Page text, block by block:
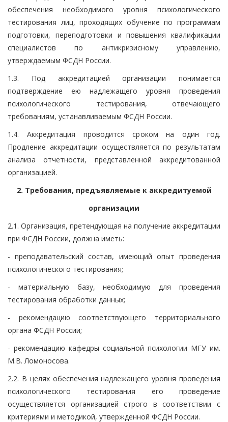
обеспечения необходимого уровня психологического
тестирования лиц, проходящих обучение по программам
подготовки, переподготовки и повышения квалификации
специалистов по антикризисному управлению,
утверждаемым ФСДН России.
1.3. Под аккредитацией организации понимается
подтверждение ею надлежащего уровня проведения
психологического тестирования, отвечающего
требованиям, устанавливаемым ФСДН России.
1.4. Аккредитация проводится сроком на один год.
Продление аккредитации осуществляется по результатам
анализа отчетности, представленной аккредитованной
организацией.
2. Требования, предъявляемые к аккредитуемой
организации
2.1. Организация, претендующая на получение аккредитации
при ФСДН России, должна иметь:
- преподавательский состав, имеющий опыт проведения
психологического тестирования;
- материальную базу, необходимую для проведения
тестирования обработки данных;
- рекомендацию соответствующего территориального
органа ФСДН России;
- рекомендацию кафедры социальной психологии МГУ им.
М.В. Ломоносова.
2.2. В целях обеспечения надлежащего уровня проведения
психологического тестирования его проведение
осуществляется организацией строго в соответствии с
критериями и методикой, утвержденной ФСДН России.